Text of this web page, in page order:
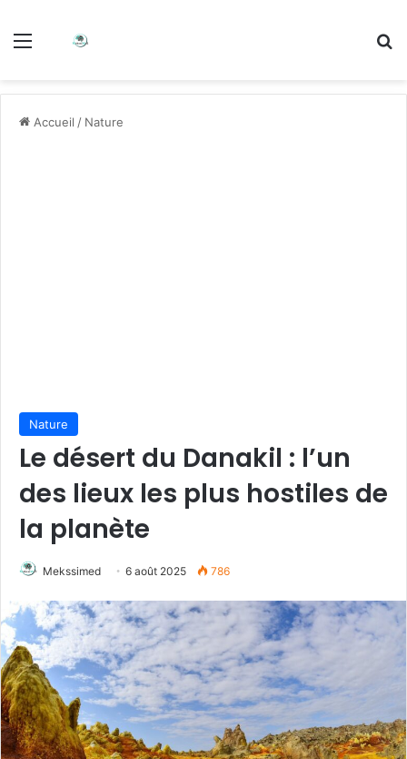
Accueil / Nature
Nature
Le désert du Danakil : l’un
des lieux les plus hostiles de
la planète
Mekssimed 6 août 2025 786